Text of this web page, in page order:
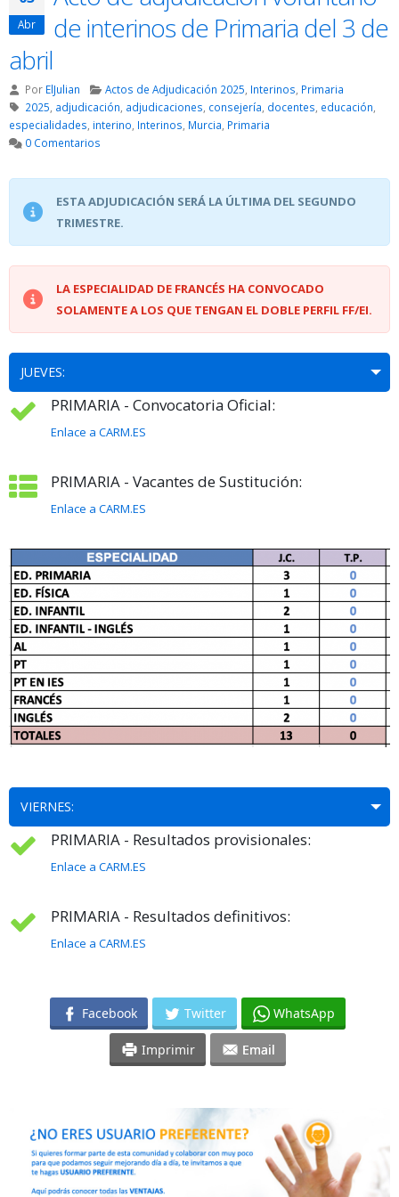
Abr
de interinos de Primaria del 3 de
abril
Por ElJulian Actos de Adjudicación 2025 Interinos Primaria
2025 adjudicación adjudicaciones consejería docentes educación
especialidades, interino, Interinos, Murcia, Primaria
0 Comentarios
ESTA ADJUDICACIÓN SERÁ LA ÚLTIMA DEL SEGUNDO
TRIMESTRE.
LA ESPECIALIDAD DE FRANCÉS HA CONVOCADO
SOLAMENTE A LOS QUE TENGAN EL DOBLE PERFIL FF/EI.
JUEVES:
PRIMARIA - Convocatoria Oficial:
Enlace a CARM.ES
PRIMARIA - Vacantes de Sustitución:
Enlace a CARM.ES
VIERNES:
PRIMARIA - Resultados provisionales:
Enlace a CARM.ES
PRIMARIA - Resultados definitivos:
Enlace a CARM.ES
Facebook Twitter WhatsApp
Imprimir Email